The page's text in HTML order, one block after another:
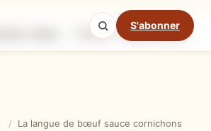
S'abonner
Ingrédients Étapes
Mode cuisine
/
La langue de bœuf sauce cornichons